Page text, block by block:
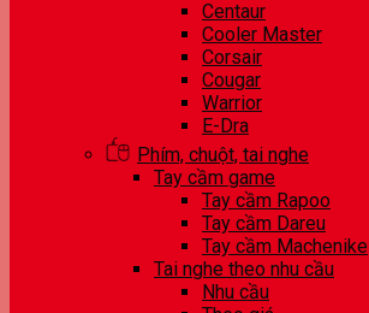
Centaur
Cooler Master
Corsair
Cougar
Warrior
E-Dra
Phím, chuột, tai nghe
Tay cầm game
Tay cầm Rapoo
Tay cầm Dareu
Tay cầm Machenike
Tai nghe theo nhu cầu
Nhu cầu